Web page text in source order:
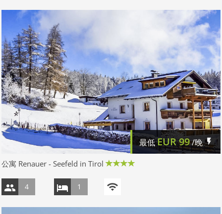
最低EUR99/晚
公寓 Renauer - Seefeld in Tirol
4 1